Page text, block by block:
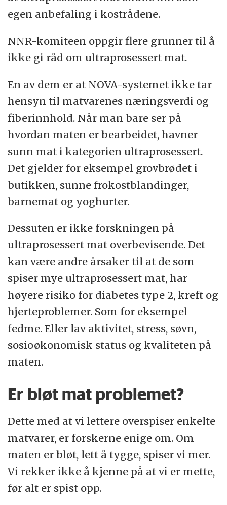
gluten som gjør at brødet hever seg bedre.
et naturlig søtningsmiddel, laget av bygg.
Maltekstrakt er en vanlig ingrediens i gamle
Brødet inneholder også emulgator
E471 og E472e , som ser skumlere ut.
Emulgatorer er fettstoff som hjelper fett og
væske til å blande seg.
Melbehandlingsmiddelet E300
er C-vitamin.
Det er satt til for å forlenge holdbarheten i
Så er brødet tilsatt to ulike enzymer. Det
Amylase,
har vi naturlig i spyttet vårt
og i tarmen, men framstilles også fra
planter, sopp og bakterier.
Enzymet hemicellulase
finnes i planter.
Begge enzymene kan også framstilles
kunstig. De er tilsatt for å gjøre brødet
saftigere og gi det fin farge.
vegetabilsk fettav raps. Det er umettet fett
i raps som er gjort om til herdet, det vil si
mettet fett – som er vanlig i baking både
ute og hjemme.
egen anbefaling i kostrådene.
NNR-komiteen oppgir flere grunner til å
ikke gi råd om ultraprosessert mat.
En av dem er at NOVA-systemet ikke tar
hensyn til matvarenes næringsverdi og
fiberinnhold. Når man bare ser på
hvordan maten er bearbeidet, havner
sunn mat i kategorien ultraprosessert.
Det gjelder for eksempel grovbrødet i
butikken, sunne frokostblandinger,
barnemat og yoghurter.
Dessuten er ikke forskningen på
ultraprosessert mat overbevisende. Det
kan være andre årsaker til at de som
spiser mye ultraprosessert mat, har
høyere risiko for diabetes type 2, kreft og
hjerteproblemer. Som for eksempel
fedme. Eller lav aktivitet, stress, søvn,
sosioøkonomisk status og kvaliteten på
maten.
Er bløt mat problemet?
Dette med at vi lettere overspiser enkelte
matvarer, er forskerne enige om. Om
maten er bløt, lett å tygge, spiser vi mer.
Vi rekker ikke å kjenne på at vi er mette,
før alt er spist opp.